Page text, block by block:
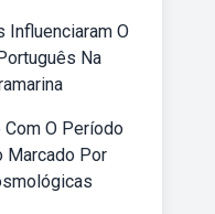
Influenciaram O
Na
Com O Período
Marcado Por